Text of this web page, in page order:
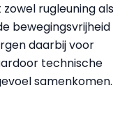
rugleuning als
bewegingsvrijheid
daarbij voor
technische
samenkomen.